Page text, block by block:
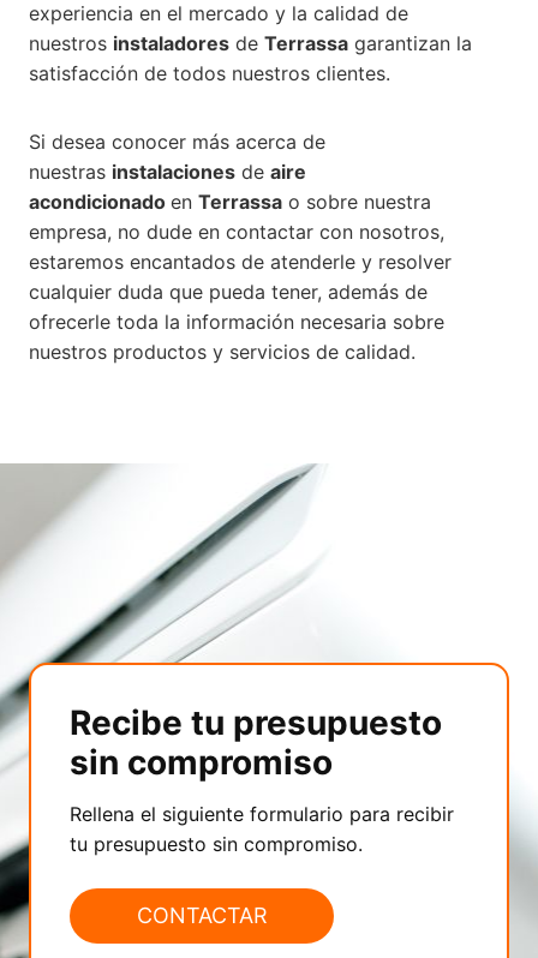
experiencia en el mercado y la calidad de
nuestros instaladores de Terrassa garantizan la
satisfacción de todos nuestros clientes.
Si desea conocer más acerca de
nuestras instalaciones de aire
acondicionado en Terrassa o sobre nuestra
empresa, no dude en contactar con nosotros,
estaremos encantados de atenderle y resolver
cualquier duda que pueda tener, además de
ofrecerle toda la información necesaria sobre
nuestros productos y servicios de calidad.
Recibe tu presupuesto
sin compromiso
Rellena el siguiente formulario para recibir
tu presupuesto sin compromiso.
CONTACTAR